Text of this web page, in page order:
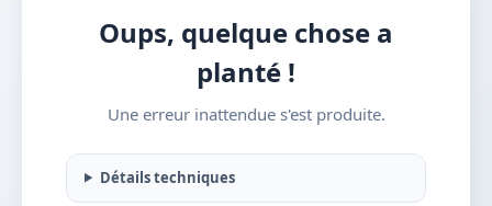
Oups, quelque chose a
planté !
Une erreur inattendue s'est produite.
Détails techniques